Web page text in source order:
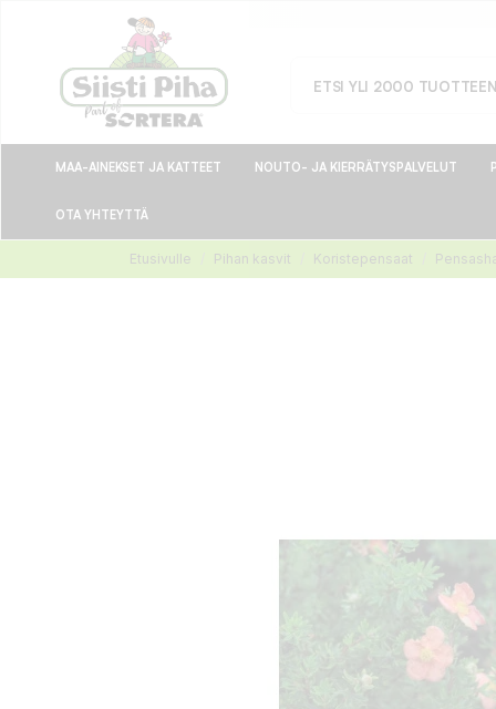
MAA-AINEKSET JA KATTEET NOUTO- JA KIERRÄTYSPALVELUT
OTA YHTEYTTÄ
Etusivulle Pihan kasvit Koristepensaat